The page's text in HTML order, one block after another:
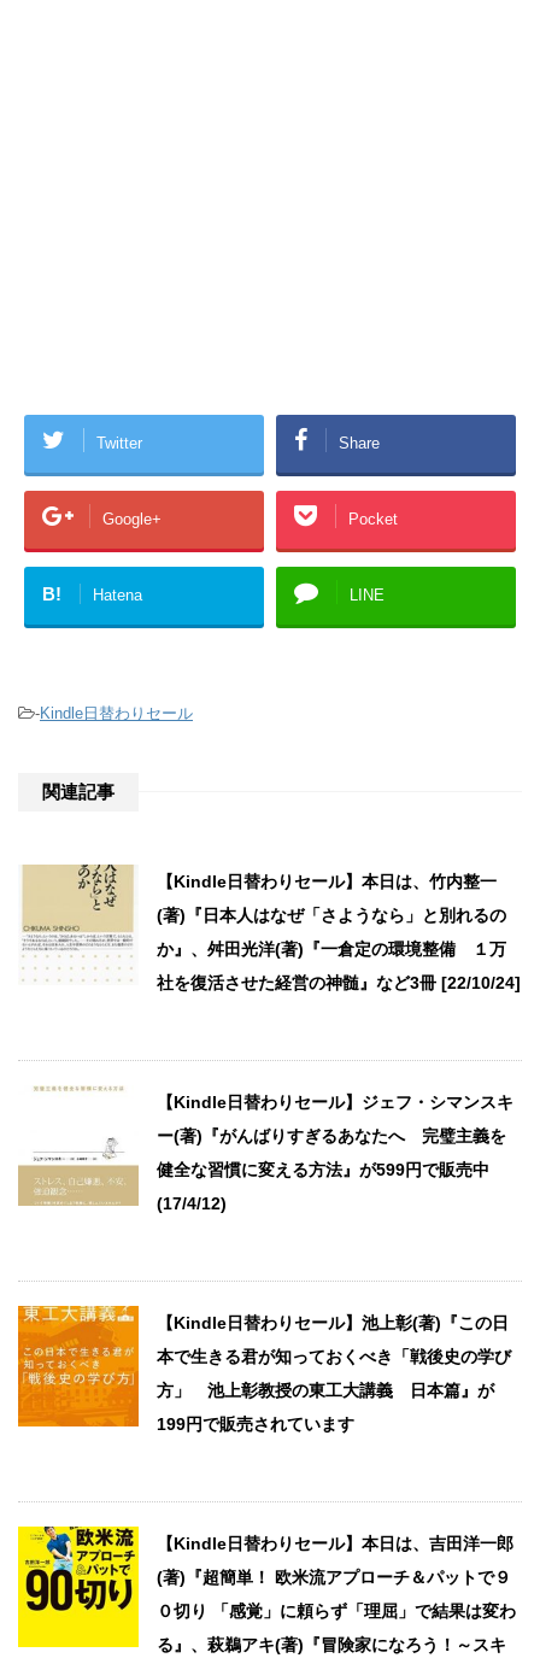
Twitter Share
Google+ Pocket
B! Hatena LINE
-Kindle日替わりセール
関連記事
【Kindle日替わりセール】本日は、竹内整一
(著)『日本人はなぜ「さようなら」と別れるの
か』、舛田光洋(著)『一倉定の環境整備 １万
社を復活させた経営の神髄』など3冊 [22/10/24]
【Kindle日替わりセール】ジェフ・シマンスキ
ー(著)『がんばりすぎるあなたへ 完璧主義を
健全な習慣に変える方法』が599円で販売中
(17/4/12)
【Kindle日替わりセール】池上彰(著)『この日
本で生きる君が知っておくべき「戦後史の学び
方」 池上彰教授の東工大講義 日本篇』が
199円で販売されています
【Kindle日替わりセール】本日は、吉田洋一郎
(著)『超簡単！ 欧米流アプローチ＆パットで９
０切り 「感覚」に頼らず「理屈」で結果は変わ
る』、萩鵜アキ(著)『冒険家になろう！～スキ